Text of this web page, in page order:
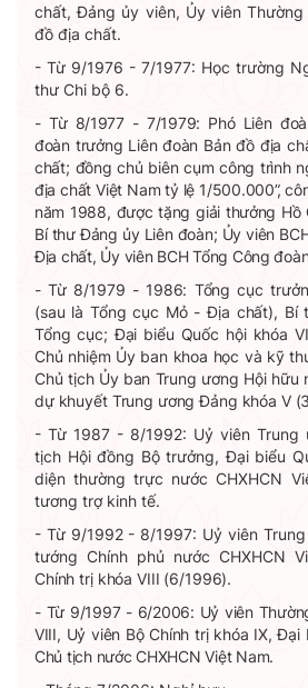
chất, Đảng ủy viên, Ủy viên
đồ địa chất.
- Từ 9/1976 - 7/1977: Học trường
thư Chi bộ 6.
- Từ 8/1977 - 7/1979: Phó Liên
đoàn trưởng Liên đoàn Bản đồ địa
chất; đồng chủ biên cụm công trình
địa chất Việt Nam tỷ lệ 1/500.000”,
năm 1988, được tặng giải thưởng Hồ
Bí thư Đảng ủy Liên đoàn; Ủy viên
Địa chất, Ủy viên BCH Tổng Công
- Từ 8/1979 - 1986: Tổng cục
(sau là Tổng cục Mỏ - Địa chất), Bí
Tổng cục; Đại biểu Quốc hội khóa
Chủ nhiệm Ủy ban khoa học và kỹ
Chủ tịch Ủy ban Trung ương Hội hữu
dự khuyết Trung ương Đảng khóa V
- Từ 1987 - 8/1992: Uỷ viên Trung
tịch Hội đồng Bộ trưởng, Đại biểu
diện thường trực nước CHXHCN
tương trợ kinh tế.
- Từ 9/1992 - 8/1997: Uỷ viên
tướng Chính phủ nước CHXHCN
Chính trị khóa VIII (6/1996).
- Từ 9/1997 - 6/2006: Uỷ viên
VIII, Uỷ viên Bộ Chính trị khóa IX, Đại
Chủ tịch nước CHXHCN Việt Nam.